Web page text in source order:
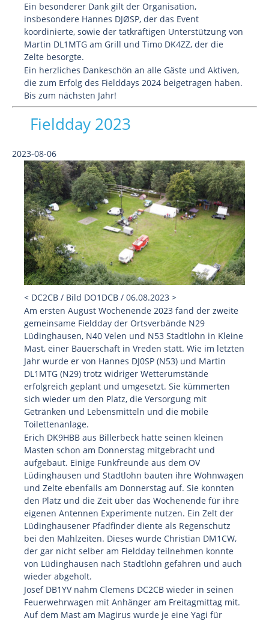
Ein besonderer Dank gilt der Organisation,
insbesondere Hannes DJØSP, der das Event
koordinierte, sowie der tatkräftigen Unterstützung von
Martin DL1MTG am Grill und Timo DK4ZZ, der die
Zelte besorgte.
Ein herzliches Dankeschön an alle Gäste und Aktiven,
die zum Erfolg des Fielddays 2024 beigetragen haben.
Bis zum nächsten Jahr!
Fieldday 2023
2023-08-06
< DC2CB / Bild DO1DCB / 06.08.2023 >
Am ersten August Wochenende 2023 fand der zweite
gemeinsame Fieldday der Ortsverbände N29
Lüdinghausen, N40 Velen und N53 Stadtlohn in Kleine
Mast, einer Bauerschaft in Vreden statt. Wie im letzten
Jahr wurde er von Hannes DJ0SP (N53) und Martin
DL1MTG (N29) trotz widriger Wetterumstände
erfolgreich geplant und umgesetzt. Sie kümmerten
sich wieder um den Platz, die Versorgung mit
Getränken und Lebensmitteln und die mobile
Toilettenanlage.
Erich DK9HBB aus Billerbeck hatte seinen kleinen
Masten schon am Donnerstag mitgebracht und
aufgebaut. Einige Funkfreunde aus dem OV
Lüdinghausen und Stadtlohn bauten ihre Wohnwagen
und Zelte ebenfalls am Donnerstag auf. Sie konnten
den Platz und die Zeit über das Wochenende für ihre
eigenen Antennen Experimente nutzen. Ein Zelt der
Lüdinghausener Pfadfinder diente als Regenschutz
bei den Mahlzeiten. Dieses wurde Christian DM1CW,
der gar nicht selber am Fieldday teilnehmen konnte
von Lüdinghausen nach Stadtlohn gefahren und auch
wieder abgeholt.
Josef DB1YV nahm Clemens DC2CB wieder in seinen
Feuerwehrwagen mit Anhänger am Freitagmittag mit.
Auf dem Mast am Magirus wurde je eine Yagi für